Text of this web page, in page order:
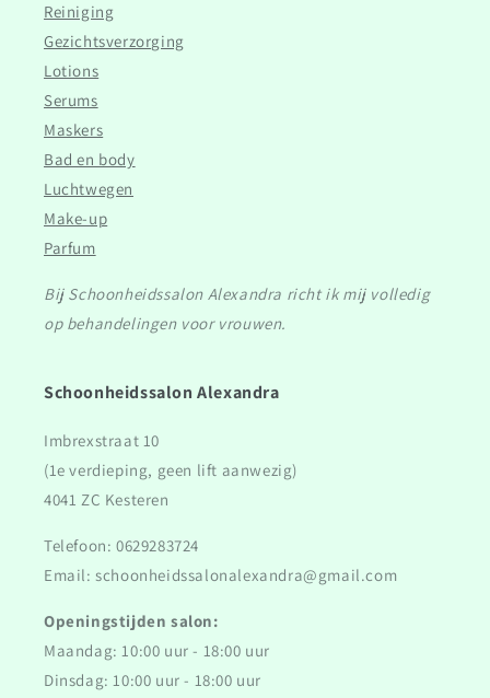
Reiniging
Gezichtsverzorging
Lotions
Serums
Maskers
Bad en body
Luchtwegen
Make-up
Parfum
Bij Schoonheidssalon Alexandra richt ik mij volledig
op behandelingen voor vrouwen.
Schoonheidssalon Alexandra
Imbrexstraat 10
(1e verdieping, geen lift aanwezig)
4041 ZC Kesteren
Telefoon: 0629283724
Email: schoonheidssalonalexandra@gmail.com
Openingstijden salon:
Maandag: 10:00 uur - 18:00 uur
Dinsdag: 10:00 uur - 18:00 uur